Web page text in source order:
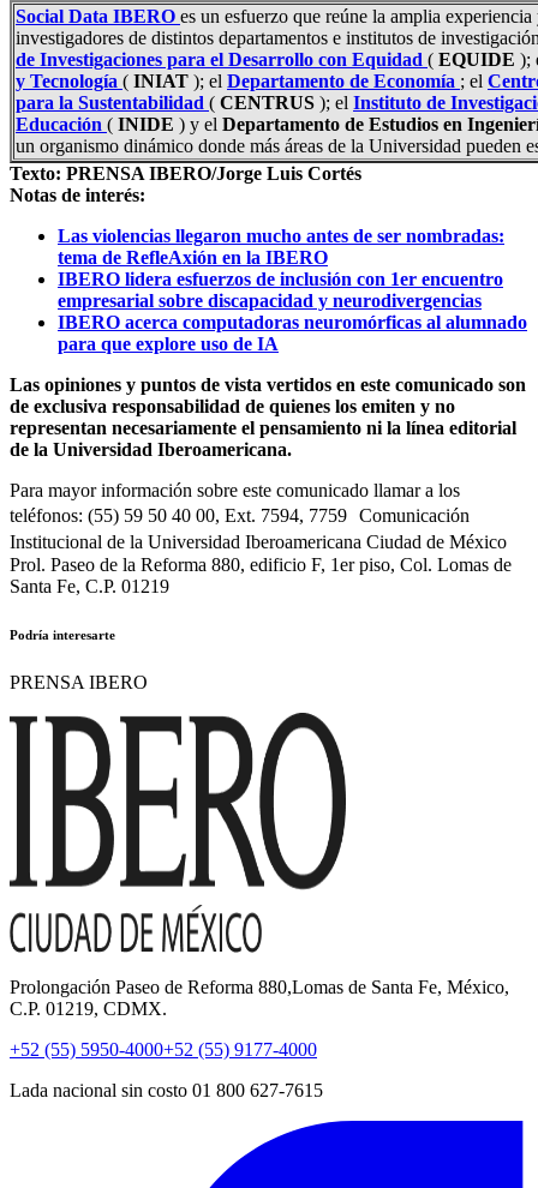
Social Data IBERO es un esfuerzo que reúne la amplia
investigadores de distintos departamentos e institutos de
de Investigaciones para el Desarrollo con Equidad ( EQUIDE );
y Tecnología ( INIAT ); el Departamento de Economía ; el
para la Sustentabilidad ( CENTRUS ); el Instituto de
Educación ( INIDE ) y el Departamento de Estudios en
un organismo dinámico donde más áreas de la Universidad pueden
Texto: PRENSA IBERO/Jorge Luis Cortés
Notas de interés:
Las violencias llegaron mucho antes de ser nombradas:
tema de RefleAxión en la IBERO
IBERO lidera esfuerzos de inclusión con 1er encuentro
empresarial sobre discapacidad y neurodivergencias
IBERO acerca computadoras neuromórficas al alumnado
para que explore uso de IA
Las opiniones y puntos de vista vertidos en este comunicado son
de exclusiva responsabilidad de quienes los emiten y no
representan necesariamente el pensamiento ni la línea editorial
de la Universidad Iberoamericana.
Para mayor información sobre este comunicado llamar a los
teléfonos: (55) 59 50 40 00, Ext. 7594, 7759 Comunicación
Institucional de la Universidad Iberoamericana Ciudad de México
Prol. Paseo de la Reforma 880, edificio F, 1er piso, Col. Lomas de
Santa Fe, C.P. 01219
Podría interesarte
PRENSA IBERO
Prolongación Paseo de Reforma 880,Lomas de Santa Fe, México,
C.P. 01219, CDMX.
+52 (55) 5950-4000+52 (55) 9177-4000
Lada nacional sin costo 01 800 627-7615